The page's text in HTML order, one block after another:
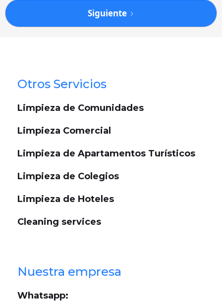
Siguiente
Otros Servicios
Limpieza de Comunidades
Limpieza Comercial
Limpieza de Apartamentos Turísticos
Limpieza de Colegios
Limpieza de Hoteles
Cleaning services
Nuestra empresa
Whatsapp: